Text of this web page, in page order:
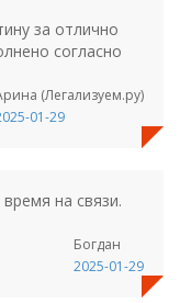
за отлично
согласно
(Легализуем.ру)
01-29
на связи.
Богдан
2025-01-29